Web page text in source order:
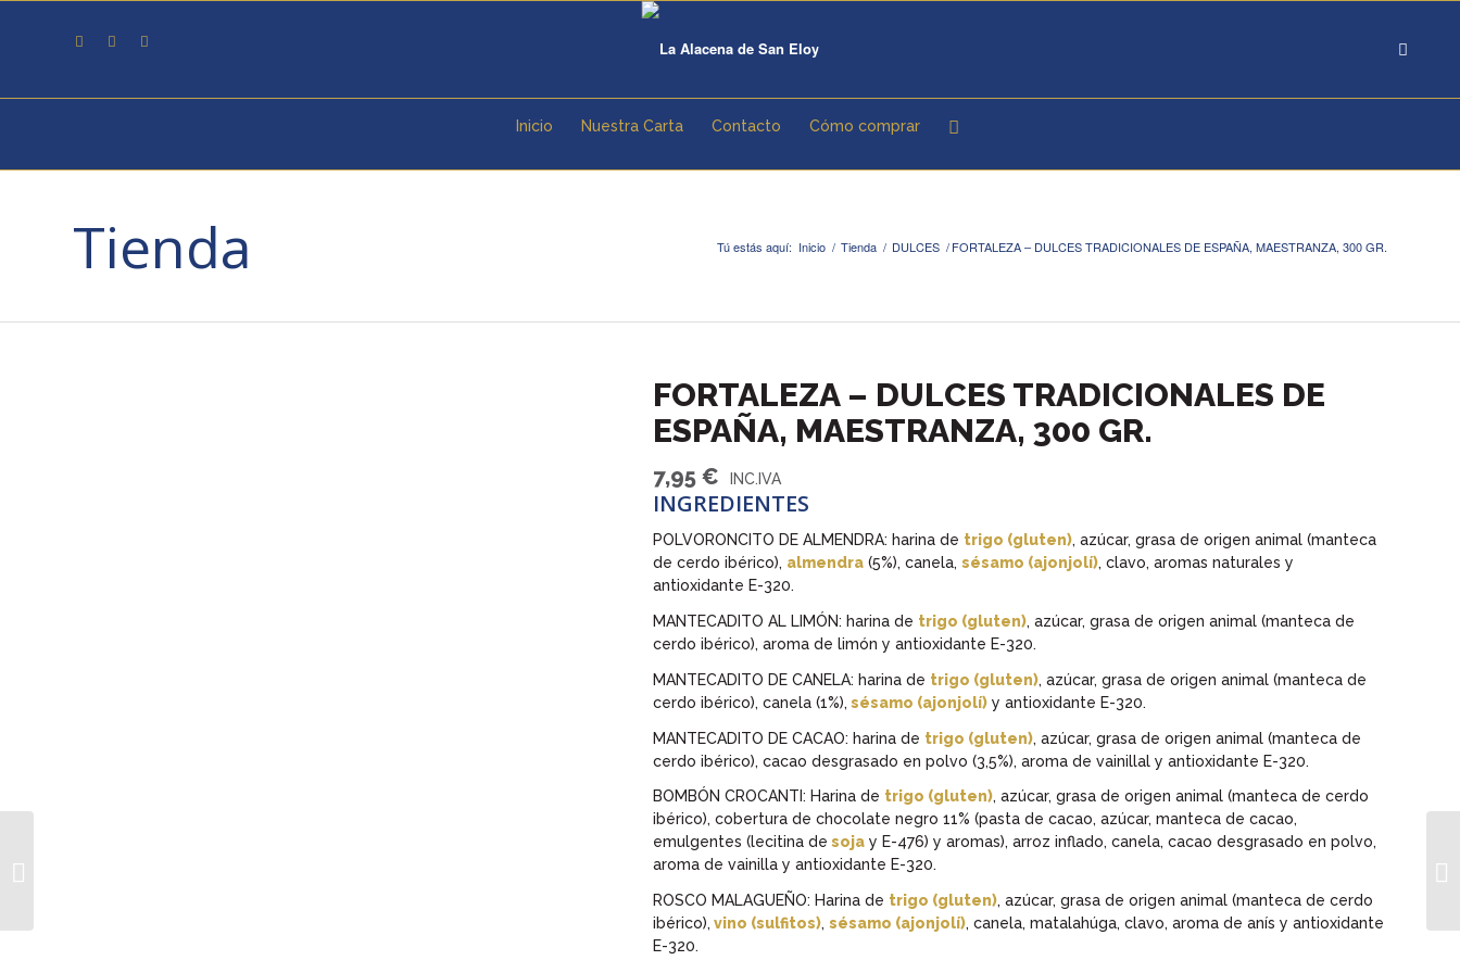
Inicio Nuestra Carta Contacto Cómo comprar
Tienda Tú estás aquí: Inicio / Tienda / DULCES /FORTALEZA – DULCES TRADICIONALES DE ESPAÑA, MAESTRANZA, 300 GR.
FORTALEZA – DULCES TRADICIONALES DE
ESPAÑA, MAESTRANZA, 300 GR.
7,95 €
INGREDIENTES
POLVORONCITO DE ALMENDRA: harina de trigo (gluten), azúcar, grasa de origen animal (manteca
de cerdo ibérico), almendra (5%), canela, sésamo (ajonjolí), clavo, aromas naturales y
antioxidante E-320.
MANTECADITO AL LIMÓN: harina de trigo (gluten), azúcar, grasa de origen animal (manteca de
cerdo ibérico), aroma de limón y antioxidante E-320.
MANTECADITO DE CANELA: harina de trigo (gluten), azúcar, grasa de origen animal (manteca de
cerdo ibérico), canela (1%), sésamo (ajonjolí) y antioxidante E-320.
MANTECADITO DE CACAO: harina de trigo (gluten), azúcar, grasa de origen animal (manteca de
cerdo ibérico), cacao desgrasado en polvo (3,5%), aroma de vainillal y antioxidante E-320.
BOMBÓN CROCANTI: Harina de trigo (gluten), azúcar, grasa de origen animal (manteca de cerdo
ibérico), cobertura de chocolate negro 11% (pasta de cacao, azúcar, manteca de cacao,
emulgentes (lecitina de soja y E-476) y aromas), arroz inflado, canela, cacao desgrasado en polvo,
aroma de vainilla y antioxidante E-320.
ROSCO MALAGUEÑO: Harina de trigo (gluten), azúcar, grasa de origen animal (manteca de cerdo
ibérico), vino (sulfitos), sésamo (ajonjolí), canela, matalahúga, clavo, aroma de anís y antioxidante
E-320.